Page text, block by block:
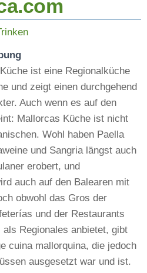
ist eine Regionalküche
und zeigt einen durchgehend
Auch wenn es auf den
Mallorcas Küche ist nicht
Wohl haben Paella
und Sangria längst auch
erobert, und
auch auf den Balearen mit
obwohl das Gros der
und der Restaurants
Regionales anbietet, gibt
cuina mallorquina, die jedoch
ausgesetzt war und ist.